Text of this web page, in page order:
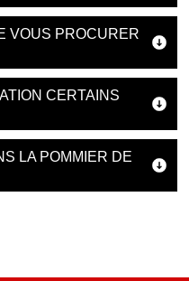
VOUS PROCURER
CERTAINS
LA POMMIER DE